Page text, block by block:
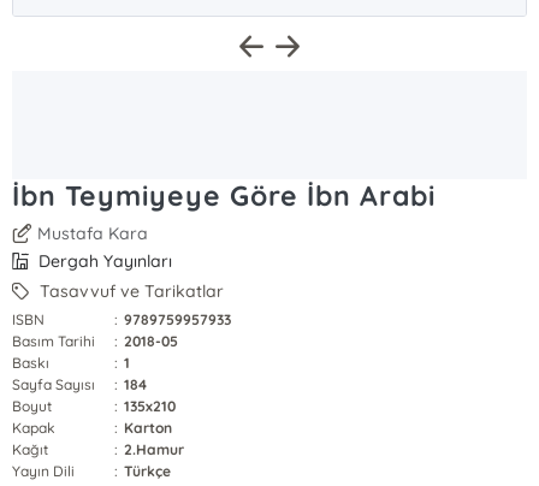
İbn Teymiyeye Göre İbn Arabi
Mustafa Kara
Dergah Yayınları
Tasavvuf ve Tarikatlar
ISBN : 9789759957933
Basım Tarihi
: 2018-05
Baskı
: 1
Sayfa Sayısı
: 184
Boyut
: 135x210
Kapak
: Karton
Kağıt
: 2.Hamur
Yayın Dili
: Türkçe